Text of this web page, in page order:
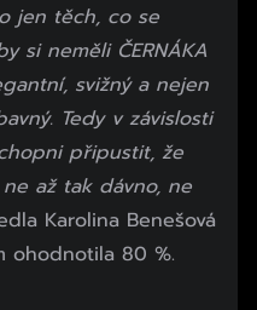
jen těch, co se
si neměli ČERNÁKA
svižný a nejen
Tedy v závislosti
připustit, že
až tak dávno, ne
Karolina Benešová
ohodnotila 80 %.